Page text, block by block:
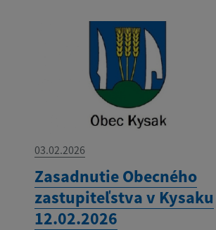
03.02.2026
Zasadnutie Obecného
zastupiteľstva v Kysaku
12.02.2026